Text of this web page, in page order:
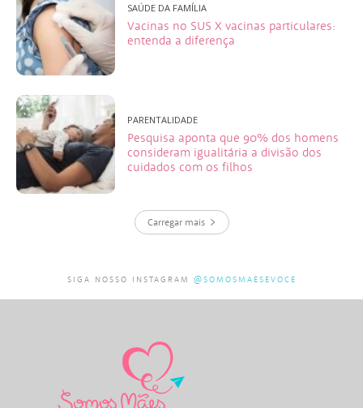
SAÚDE DA FAMÍLIA
Vacinas no SUS X vacinas particulares:
entenda a diferença
PARENTALIDADE
Pesquisa aponta que 90% dos homens
consideram igualitária a divisão dos
cuidados com os filhos
Carregar mais
SIGA NOSSO INSTAGRAM @SOMOSMAESEVOCE